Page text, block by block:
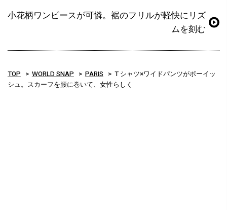
小花柄ワンピースが可憐。裾のフリルが軽快にリズ
ムを刻む
TOP WORLD SNAP PARIS
T シャツ×ワイドパンツがボーイッ
シュ。スカーフを腰に巻いて、女性らしく